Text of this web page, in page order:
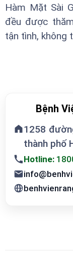
Hàm Mặt Sài
đều được
tận tình, không
Bệnh
1258
thành phố
Hotline: